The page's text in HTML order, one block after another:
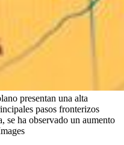
presentan una alta
pasos fronterizos
se ha observado un aumento